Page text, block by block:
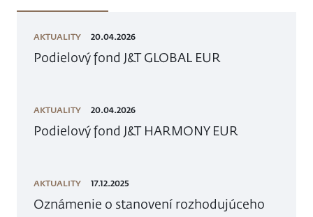
AKTUALITY 20.04.2026
Podielový fond J&T GLOBAL EUR
AKTUALITY 20.04.2026
Podielový fond J&T HARMONY EUR
AKTUALITY 17.12.2025
Oznámenie o stanovení rozhodujúceho